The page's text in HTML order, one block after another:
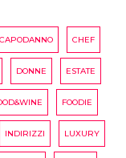
CAPODANNO CHEF
DONNE ESTATE
FOODIE
INDIRIZZI LUXURY